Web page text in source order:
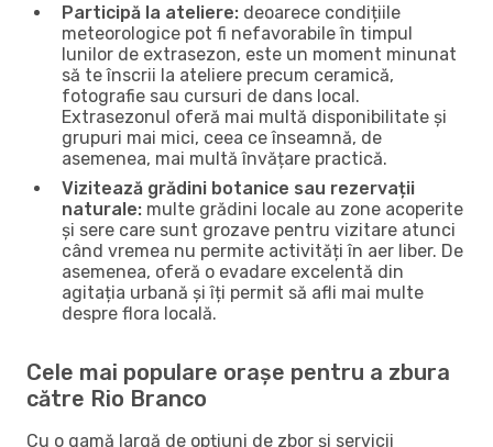
Participă la ateliere: deoarece condițiile
meteorologice pot fi nefavorabile în timpul
lunilor de extrasezon, este un moment minunat
să te înscrii la ateliere precum ceramică,
fotografie sau cursuri de dans local.
Extrasezonul oferă mai multă disponibilitate și
grupuri mai mici, ceea ce înseamnă, de
asemenea, mai multă învățare practică.
Vizitează grădini botanice sau rezervații
naturale: multe grădini locale au zone acoperite
și sere care sunt grozave pentru vizitare atunci
când vremea nu permite activități în aer liber. De
asemenea, oferă o evadare excelentă din
agitația urbană și îți permit să afli mai multe
despre flora locală.
Cele mai populare orașe pentru a zbura
către Rio Branco
Cu o gamă largă de opțiuni de zbor și servicii